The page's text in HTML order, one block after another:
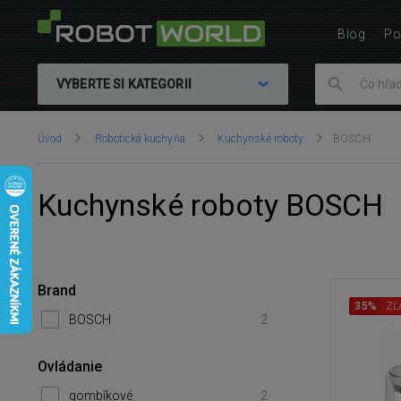
VYBERTE SI KATEGORII
Nachádzate
Úvod Robotická kuchyňa Kuchynské roboty BOSCH
Kuchynské roboty BOSCH
35%
Brand
BOSCH 2
Ovládanie
gombíkové 2
Blog